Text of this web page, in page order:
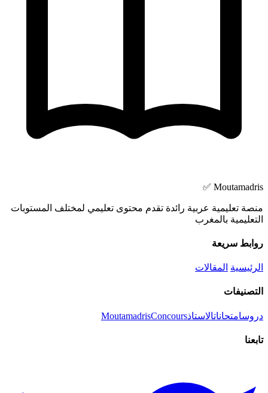
Moutamadris ✅
منصة تعليمية عربية رائدة تقدم محتوى تعليمي لمختلف المستوبات
التعليمية بالمغرب
روابط سريعة
الرئيسية المقالات
التصنيفات
دروسامتحاناتالاستاذ MoutamadrisConcours
تابعنا